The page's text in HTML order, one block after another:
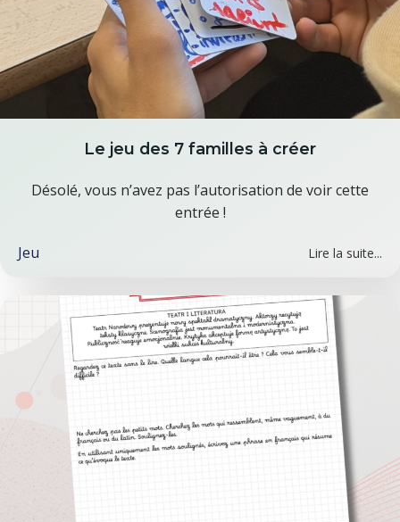
Le jeu des 7 familles à créer
Désolé, vous n’avez pas l’autorisation de voir cette
entrée !
Jeu Lire la suite...